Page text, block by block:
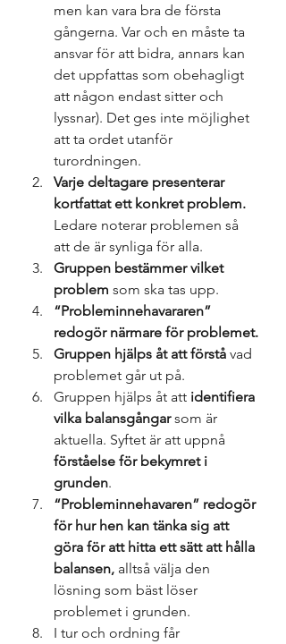
men kan vara bra de första
gångerna. Var och en måste ta
ansvar för att bidra, annars kan
det uppfattas som obehagligt
att någon endast sitter och
lyssnar). Det ges inte möjlighet
att ta ordet utanför
turordningen.
Varje deltagare presenterar
kortfattat ett konkret problem.
Ledare noterar problemen så
att de är synliga för alla.
Gruppen bestämmer vilket
problem som ska tas upp.
“Probleminnehavararen”
redogör närmare för problemet.
Gruppen hjälps åt att förstå vad
problemet går ut på.
Gruppen hjälps åt att identifiera
vilka balansgångar som är
aktuella. Syftet är att uppnå
förståelse för bekymret i
grunden.
“Probleminnehavaren” redogör
för hur hen kan tänka sig att
göra för att hitta ett sätt att hålla
balansen, alltså välja den
lösning som bäst löser
problemet i grunden.
I tur och ordning får